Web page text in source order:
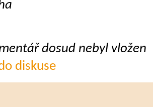
dosud nebyl vložen
diskuse